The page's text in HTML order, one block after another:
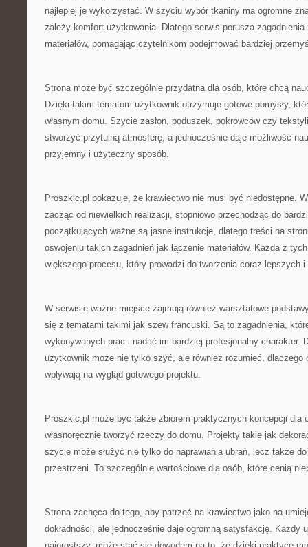
najlepiej je wykorzystać. W szyciu wybór tkaniny ma ogromne
zależy komfort użytkowania. Dlatego serwis porusza zagadnienia
materiałów, pomagając czytelnikom podejmować bardziej
Strona może być szczególnie przydatna dla osób, które chcą
Dzięki takim tematom użytkownik otrzymuje gotowe pomysły,
własnym domu. Szycie zasłon, poduszek, pokrowców czy
stworzyć przytulną atmosferę, a jednocześnie daje możliwość
przyjemny i użyteczny sposób.
Proszkic.pl pokazuje, że krawiectwo nie musi być niedostępne.
zacząć od niewielkich realizacji, stopniowo przechodząc do
początkujących ważne są jasne instrukcje, dlatego treści na
oswojeniu takich zagadnień jak łączenie materiałów. Każda z
większego procesu, który prowadzi do tworzenia coraz lepszych i
W serwisie ważne miejsce zajmują również warsztatowe
się z tematami takimi jak szew francuski. Są to zagadnienia,
wykonywanych prac i nadać im bardziej profesjonalny charakter.
użytkownik może nie tylko szyć, ale również rozumieć, dlaczego
wpływają na wygląd gotowego projektu.
Proszkic.pl może być także zbiorem praktycznych koncepcji dla
własnoręcznie tworzyć rzeczy do domu. Projekty takie jak
szycie może służyć nie tylko do naprawiania ubrań, lecz także
przestrzeni. To szczególnie wartościowe dla osób, które cenią
Strona zachęca do tego, aby patrzeć na krawiectwo jako na
dokładności, ale jednocześnie daje ogromną satysfakcję. Każdy